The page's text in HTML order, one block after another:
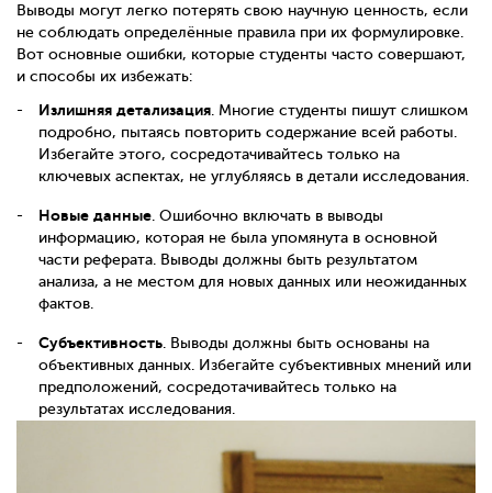
Выводы могут легко потерять свою научную ценность, если
не соблюдать определённые правила при их формулировке.
Вот основные ошибки, которые студенты часто совершают,
и способы их избежать:
Излишняя детализация . Многие студенты пишут слишком
подробно, пытаясь повторить содержание всей работы.
Избегайте этого, сосредотачивайтесь только на
ключевых аспектах, не углубляясь в детали исследования.
Новые данные . Ошибочно включать в выводы
информацию, которая не была упомянута в основной
части реферата. Выводы должны быть результатом
анализа, а не местом для новых данных или неожиданных
фактов.
Субъективность . Выводы должны быть основаны на
объективных данных. Избегайте субъективных мнений или
предположений, сосредотачивайтесь только на
результатах исследования.